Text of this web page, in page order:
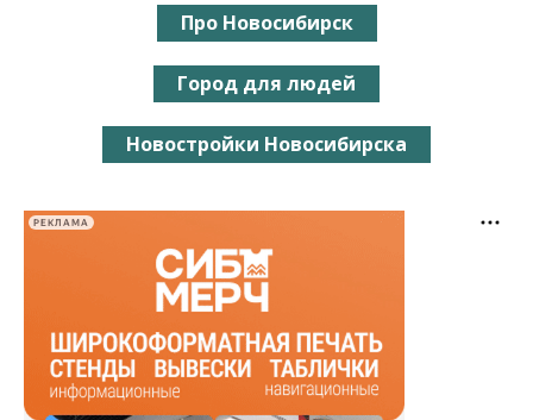
Про Новосибирск
Город для людей
Новостройки Новосибирска
РЕКЛАМА